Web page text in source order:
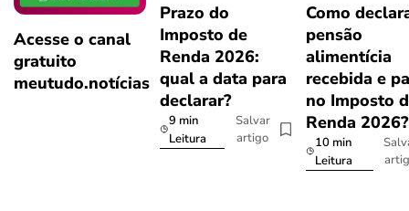
Acesse o canal
gratuito
meutudo.notícias
Prazo do
Imposto de
Renda 2026:
qual a data para
declarar?
9 min
Leitura
Salvar
artigo
Como
pensão
alimentícia
recebida e
no Imposto
Renda
10 min
Leitura